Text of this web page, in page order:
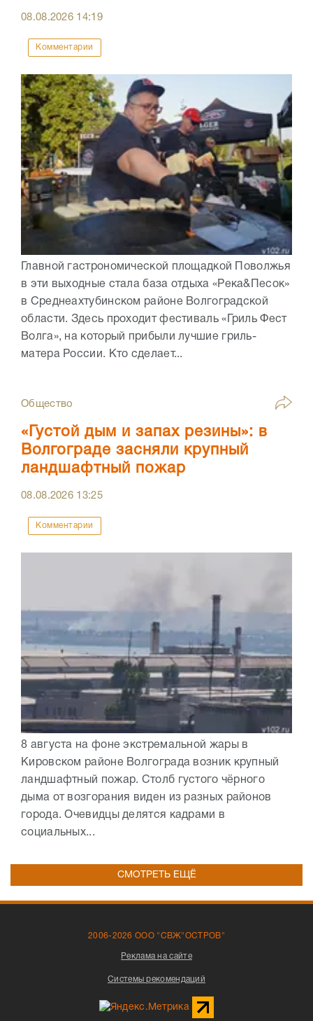
08.08.2026 14:19
Комментарии
Главной гастрономической площадкой Поволжья
в эти выходные стала база отдыха «Река&Песок»
в Среднеахтубинском районе Волгоградской
области. Здесь проходит фестиваль «Гриль Фест
Волга», на который прибыли лучшие гриль-
матера России. Кто сделает...
Общество
«Густой дым и запах резины»: в
Волгограде засняли крупный
ландшафтный пожар
08.08.2026 13:25
Комментарии
8 августа на фоне экстремальной жары в
Кировском районе Волгограда возник крупный
ландшафтный пожар. Столб густого чёрного
дыма от возгорания виден из разных районов
города. Очевидцы делятся кадрами в
социальных...
СМОТРЕТЬ ЕЩЁ
2006-2026 ООО "СВЖ"ОСТРОВ"
Реклама на сайте
Системы рекомендаций